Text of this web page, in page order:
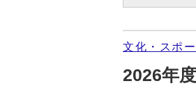
文化・スポ
2026年度